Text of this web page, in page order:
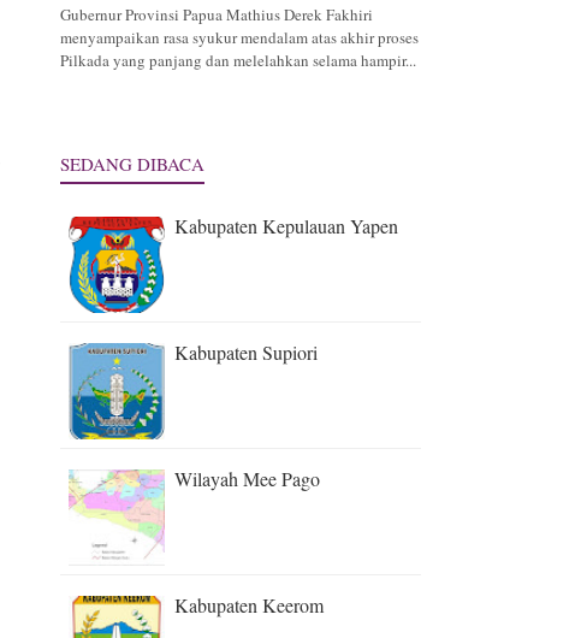
Gubernur Provinsi Papua Mathius Derek Fakhiri
menyampaikan rasa syukur mendalam atas akhir proses
Pilkada yang panjang dan melelahkan selama hampir...
SEDANG DIBACA
Kabupaten Kepulauan Yapen
Kabupaten Supiori
Wilayah Mee Pago
Kabupaten Keerom